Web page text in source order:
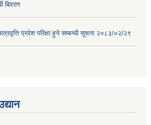
बिवरण
प्रवेश परिक्षा हुने सम्बन्धी सूचना २०८३/०२/२९